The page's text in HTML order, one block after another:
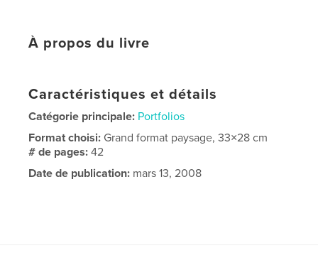
À propos du livre
Caractéristiques et détails
Catégorie principale: Portfolios
Format choisi: Grand format paysage, 33×28 cm
# de pages:42
Date de publication: mars 13, 2008